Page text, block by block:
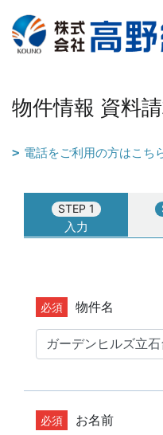
物件情報 資料
電話をご利用の方はこち